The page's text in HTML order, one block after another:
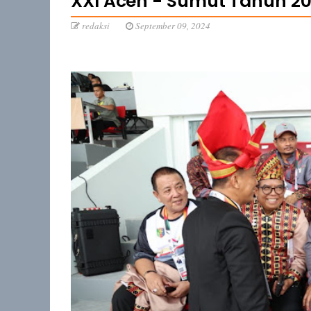
redaksi September 09, 2024